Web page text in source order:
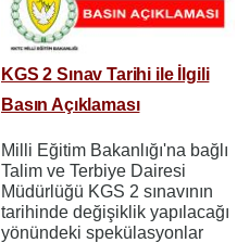
KGS 2 Sınav Tarihi ile İlgili
Basın Açıklaması
Milli Eğitim Bakanlığı'na bağlı
Talim ve Terbiye Dairesi
Müdürlüğü KGS 2 sınavının
tarihinde değişiklik yapılacağı
yönündeki spekülasyonlar